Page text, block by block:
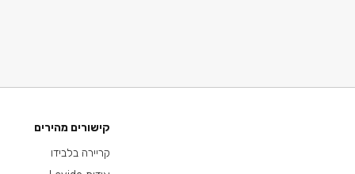
קישורים מהירים
קריירה בלבידו